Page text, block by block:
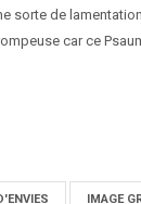
sorte de
car ce
IMAGE